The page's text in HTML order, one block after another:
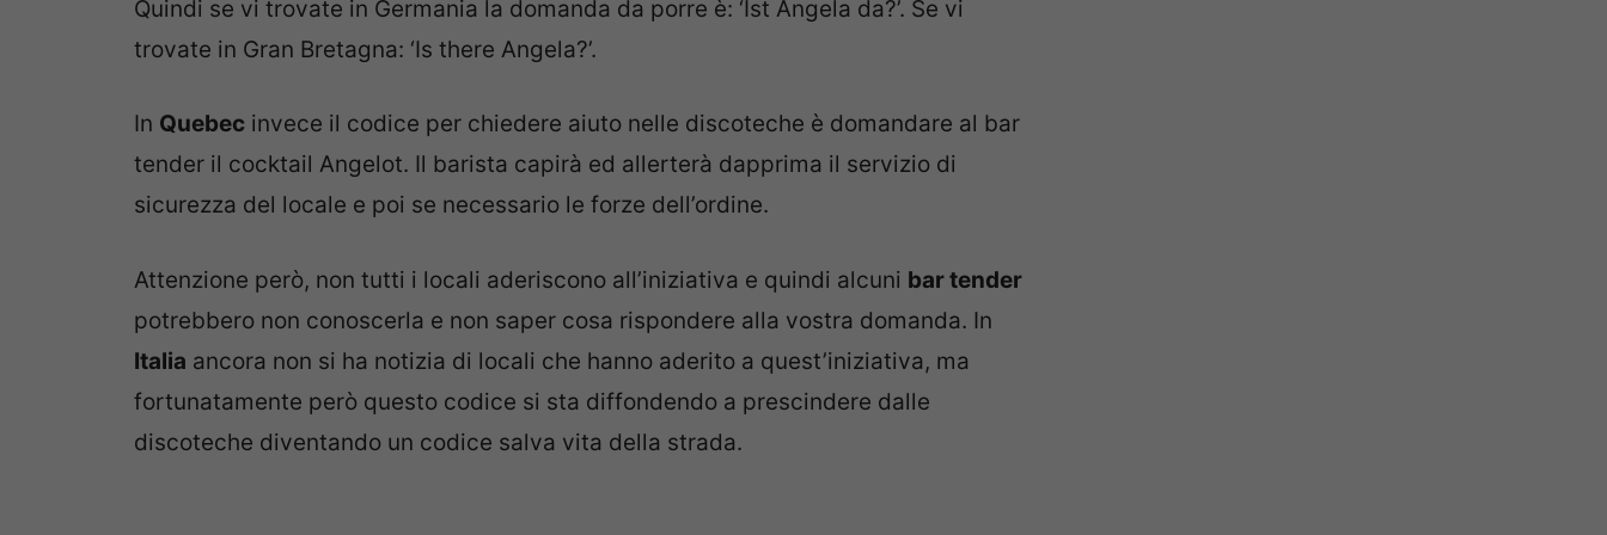
Quindi se vi trovate in Germania la domanda da porre è: ‘Ist Angela da?’. Se vi
trovate in Gran Bretagna: ‘Is there Angela?’.
In Quebec invece il codice per chiedere aiuto nelle discoteche è domandare al bar
tender il cocktail Angelot. Il barista capirà ed allerterà dapprima il servizio di
sicurezza del locale e poi se necessario le forze dell’ordine.
Attenzione però, non tutti i locali aderiscono all’iniziativa e quindi alcuni bar tender
potrebbero non conoscerla e non saper cosa rispondere alla vostra domanda. In
Italia ancora non si ha notizia di locali che hanno aderito a quest’iniziativa, ma
fortunatamente però questo codice si sta diffondendo a prescindere dalle
discoteche diventando un codice salva vita della strada.